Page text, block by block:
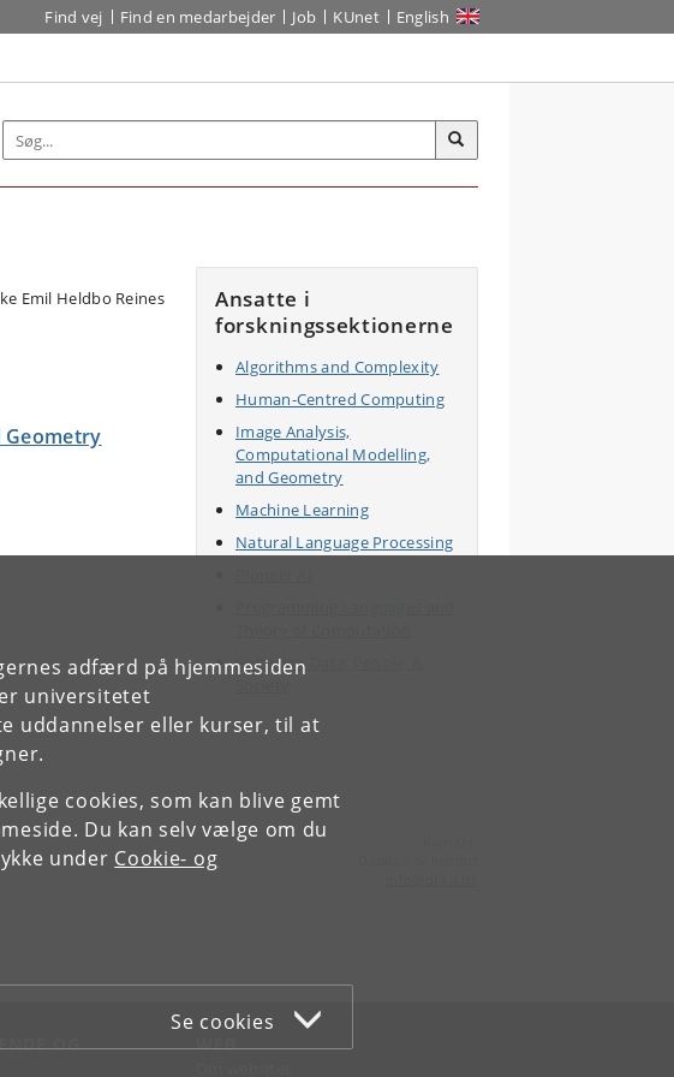
adfærd på hjemmesiden
universitetet
uddannelser eller kurser, til at
cookies, som kan blive gemt
Du kan selv vælge om du
under Cookie- og
Se cookies
Find vej Find en medarbejder Job KUnet English
Geometry
Ansatte i
forskningssektionerne
Algorithms and Complexity
Human-Centred Computing
Image Analysis,
Computational Modelling,
and Geometry
Machine Learning
Natural Language Processing
Software, Data, People, &
OG
WEB